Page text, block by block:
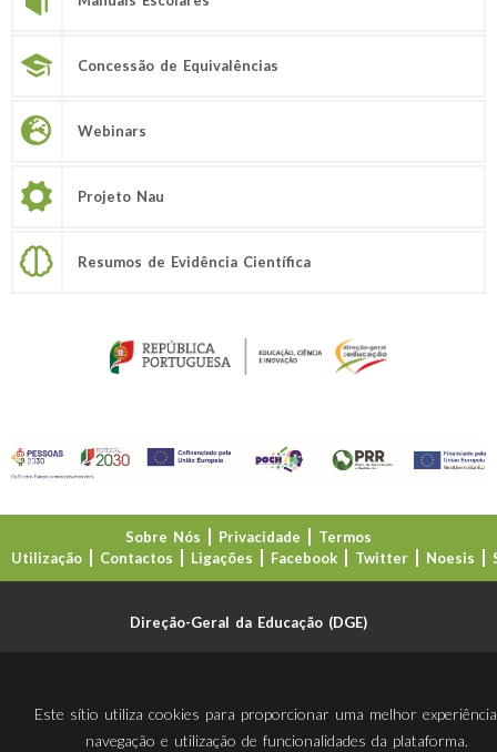
Concessão de Equivalências
Webinars
Projeto Nau
Resumos de Evidência Científica
Sobre Nós Privacidade
Termos
Utilização
Contactos Ligações Facebook Twitter Noesis
Direção-Geral da Educação (DGE)
Este sítio utiliza cookies para proporcionar uma melhor
navegação e utilização de funcionalidades da plataforma.